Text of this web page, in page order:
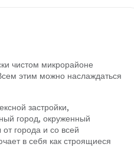
чистом микрорайоне
этим можно наслаждаться
застройки,
город, окруженный
города и со всей
в себя как строящиеся